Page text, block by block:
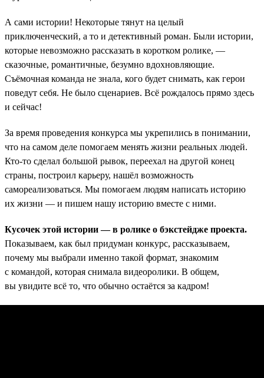
А сами истории! Некоторые тянут на целый
приключенческий, а то и детективный роман. Были истории,
которые невозможно рассказать в коротком ролике, —
сказочные, романтичные, безумно вдохновляющие.
Съёмочная команда не знала, кого будет снимать, как герои
поведут себя. Не было сценариев. Всё рождалось прямо здесь
и сейчас!
За время проведения конкурса мы укрепились в понимании,
что на самом деле помогаем менять жизни реальных людей.
Кто-то сделал большой рывок, переехал на другой конец
страны, построил карьеру, нашёл возможность
самореализоваться. Мы помогаем людям написать историю
их жизни — и пишем нашу историю вместе с ними.
Кусочек этой истории — в ролике о бэкстейдже проекта.
Показываем, как был придуман конкурс, рассказываем,
почему мы выбрали именно такой формат, знакомим
с командой, которая снимала видеоролики. В общем,
вы увидите всё то, что обычно остаётся за кадром!